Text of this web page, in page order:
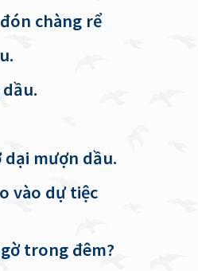
chàng rể
mượn dầu.
vào dự tiệc
trong đêm?